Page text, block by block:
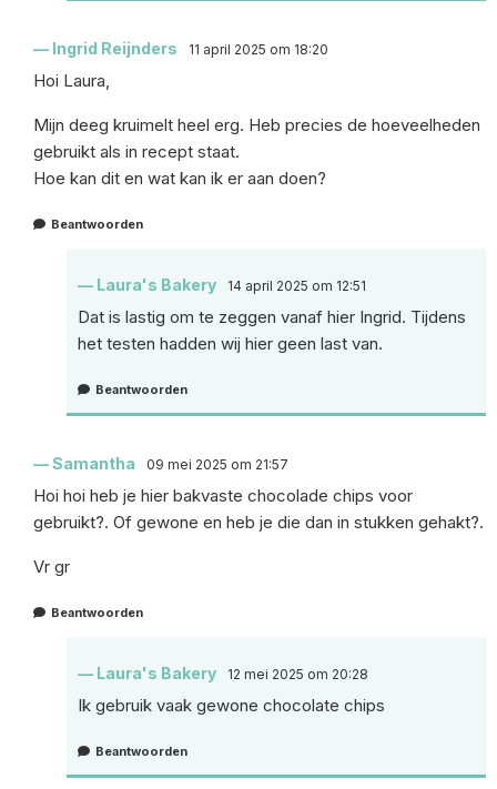
Ingrid Reijnders 11 april 2025 om 18:20
Hoi Laura,
Mijn deeg kruimelt heel erg. Heb precies de hoeveelheden
gebruikt als in recept staat.
Hoe kan dit en wat kan ik er aan doen?
Beantwoorden
Laura's Bakery 14 april 2025 om 12:51
Dat is lastig om te zeggen vanaf hier Ingrid. Tijdens
het testen hadden wij hier geen last van.
Beantwoorden
Samantha 09 mei 2025 om 21:57
Hoi hoi heb je hier bakvaste chocolade chips voor
gebruikt?. Of gewone en heb je die dan in stukken gehakt?.
Vr gr
Beantwoorden
Laura's Bakery 12 mei 2025 om 20:28
Ik gebruik vaak gewone chocolate chips
Beantwoorden